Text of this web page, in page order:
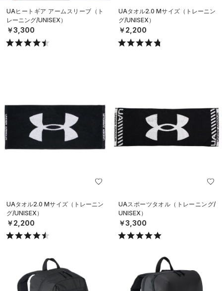
UAヒートギア アームスリーブ（ト
レーニング/UNISEX）
￥3,300
UAタオル2.0 Mサイズ（トレーニン
グ/UNISEX）
￥2,200
UAタオル2.0 Mサイズ（トレーニン
グ/UNISEX）
￥2,200
UAスポーツタオル（トレーニング/
UNISEX）
￥3,300